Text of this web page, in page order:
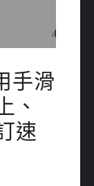
手滑
、
速